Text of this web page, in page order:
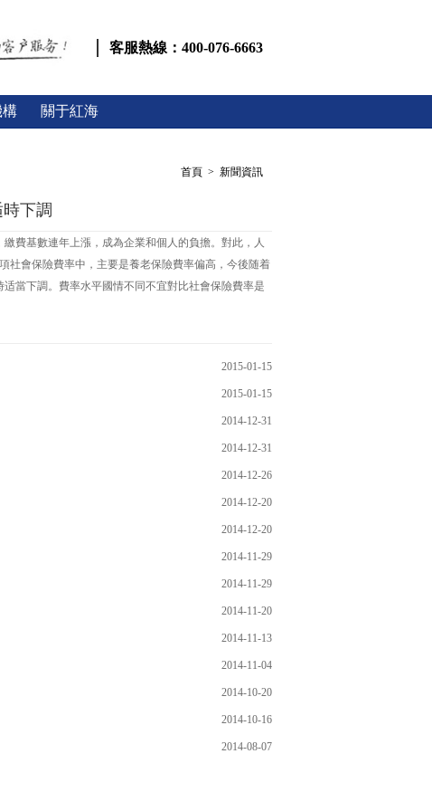
客服熱線：400-076-6663
構 關于紅海
首頁 > 新聞資訊
下調
費基數連年上漲，成為企業和個人的負擔。對此，人
社會保險費率中，主要是養老保險費率偏高，今後随着
當下調。費率水平國情不同不宜對比社會保險費率是
2015-01-15
2015-01-15
2014-12-31
2014-12-31
2014-12-26
2014-12-20
2014-12-20
2014-11-29
2014-11-29
2014-11-20
2014-11-13
2014-11-04
2014-10-20
2014-10-16
2014-08-07